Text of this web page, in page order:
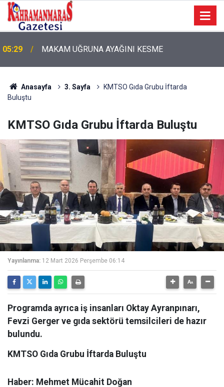
05:29 MAKAM UĞRUNA AYAĞINI KESME
05:11 Bugün Dosta Gidiyorum!
Anasayfa 3. Sayfa
KMTSO Gıda Grubu İftarda
Buluştu
KMTSO Gıda Grubu İftarda Buluştu
Yayınlanma: 12 Mart 2026 Perşembe 06:14
Programda ayrıca iş insanları Oktay Ayranpınarı,
Fevzi Gerger ve gıda sektörü temsilcileri de hazır
bulundu.
KMTSO Gıda Grubu İftarda Buluştu
Haber: Mehmet Mücahit Doğan